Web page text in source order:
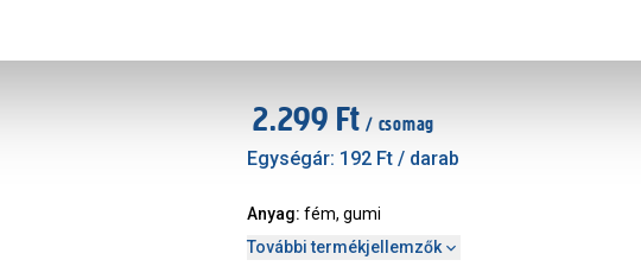
2.299 Ft / csomag
Egységár: 192 Ft / darab
Anyag: fém, gumi
További termékjellemzők